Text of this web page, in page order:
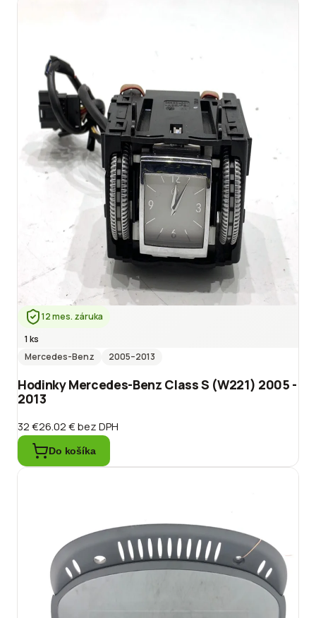
12 mes. záruka
1 ks
Mercedes-Benz
2005–2013
Hodinky Mercedes-Benz Class S (W221) 2005 -
2013
32 €26.02 €bez DPH
Do košíka